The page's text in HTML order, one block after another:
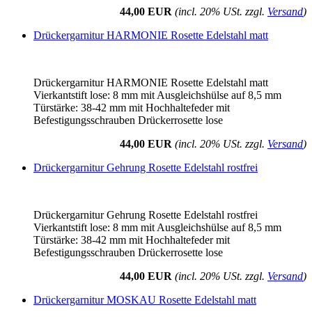
44,00 EUR (incl. 20% USt. zzgl. Versand)
Drückergarnitur HARMONIE Rosette Edelstahl matt
Drückergarnitur HARMONIE Rosette Edelstahl matt
Vierkantstift lose: 8 mm mit Ausgleichshülse auf 8,5 mm
Türstärke: 38-42 mm mit Hochhaltefeder mit
Befestigungsschrauben Drückerrosette lose
44,00 EUR (incl. 20% USt. zzgl. Versand)
Drückergarnitur Gehrung Rosette Edelstahl rostfrei
Drückergarnitur Gehrung Rosette Edelstahl rostfrei
Vierkantstift lose: 8 mm mit Ausgleichshülse auf 8,5 mm
Türstärke: 38-42 mm mit Hochhaltefeder mit
Befestigungsschrauben Drückerrosette lose
44,00 EUR (incl. 20% USt. zzgl. Versand)
Drückergarnitur MOSKAU Rosette Edelstahl matt